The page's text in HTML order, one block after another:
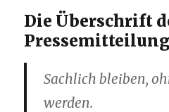
Die Überschrift
Pressemitteilung
Sachlich bleiben,
werden.